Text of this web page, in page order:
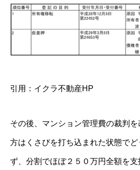
引用： イクラ不動産HP
その後、マンション管理費の裁判
方はくさびを打ち込まれた状態でど
ず、分割でほぼ２５０万円全額を支